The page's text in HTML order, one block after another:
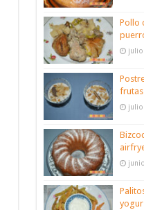
Pollo
julio
frutas
julio
yogur